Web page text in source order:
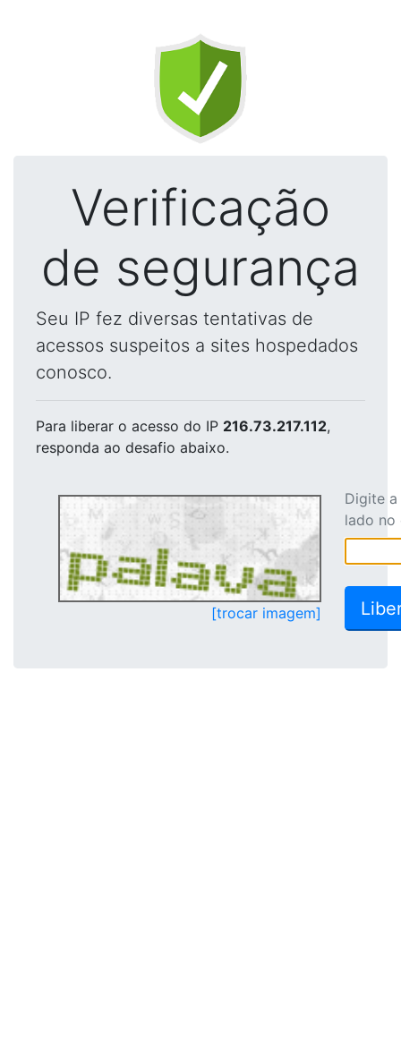
Verificação
de segurança
Seu IP fez diversas tentativas de
acessos suspeitos a sites hospedados
conosco.
Para liberar o acesso do IP 216.73.217.112,
responda ao desafio abaixo.
[trocar imagem]
Digite
lado no